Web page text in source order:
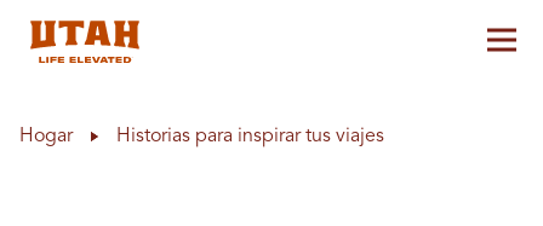
Hogar Historias para inspirar tus viajes